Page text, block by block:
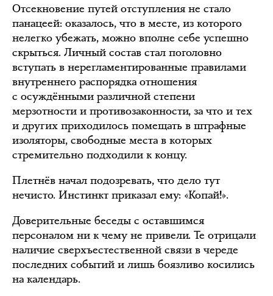
Отсекновение путей отступления не стало
панацеей: оказалось, что в месте, из которого
нелегко убежать, можно вполне себе успешно
скрыться. Личный состав стал поголовно
вступать в нерегламентированные правилами
внутреннего распорядка отношения
с осуждёнными различной степени
мерзотности и противозаконности, за что и тех
и других приходилось помещать в штрафные
изоляторы, свободные места в которых
стремительно подходили к концу.
Плетнёв начал подозревать, что дело тут
нечисто. Инстинкт приказал ему: «Копай!».
Доверительные беседы с оставшимся
персоналом ни к чему не привели. Те отрицали
наличие сверхъестественной связи в череде
последних событий и лишь боязливо косились
на календарь.